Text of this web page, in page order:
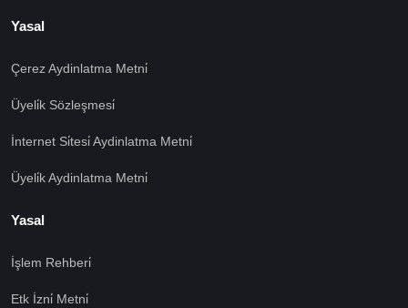
Yasal
Çerez Aydinlatma Metni̇
Üyeli̇k Sözleşmesi̇
İnternet Si̇tesi̇ Aydinlatma Metni̇
Üyeli̇k Aydinlatma Metni̇
Yasal
İşlem Rehberi̇
Etk İzni̇ Metni̇